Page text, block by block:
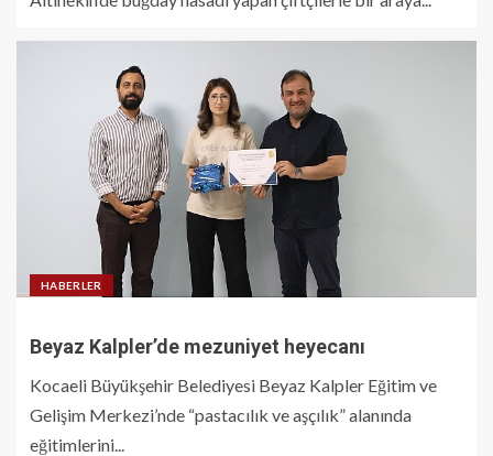
HABERLER
Beyaz Kalpler’de mezuniyet heyecanı
Kocaeli Büyükşehir Belediyesi Beyaz Kalpler Eğitim ve
Gelişim Merkezi’nde “pastacılık ve aşçılık” alanında
eğitimlerini...